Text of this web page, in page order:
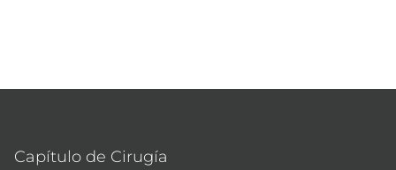
Capítulo de Cirugía